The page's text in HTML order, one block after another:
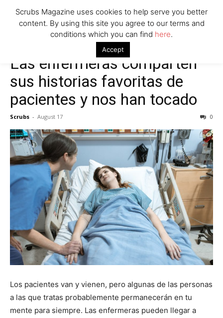
Las enfermeras comparten
sus historias favoritas de
pacientes y nos han tocado
Scrubs - August 17 0
Los pacientes van y vienen, pero algunas de las personas
a las que tratas probablemente permanecerán en tu
mente para siempre. Las enfermeras pueden llegar a
Scrubs Magazine uses cookies to help serve you better
content. By using this site you agree to our terms and
conditions which you can find here.
Accept